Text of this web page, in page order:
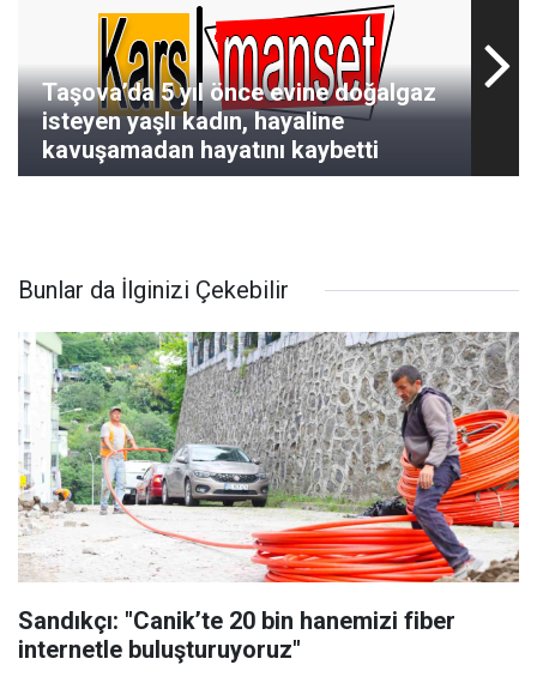
Taşova’da 5 yıl önce evine doğalgaz
isteyen yaşlı kadın, hayaline
kavuşamadan hayatını kaybetti
Bunlar da İlginizi Çekebilir
Sandıkçı: "Canik’te 20 bin hanemizi fiber
internetle buluşturuyoruz"